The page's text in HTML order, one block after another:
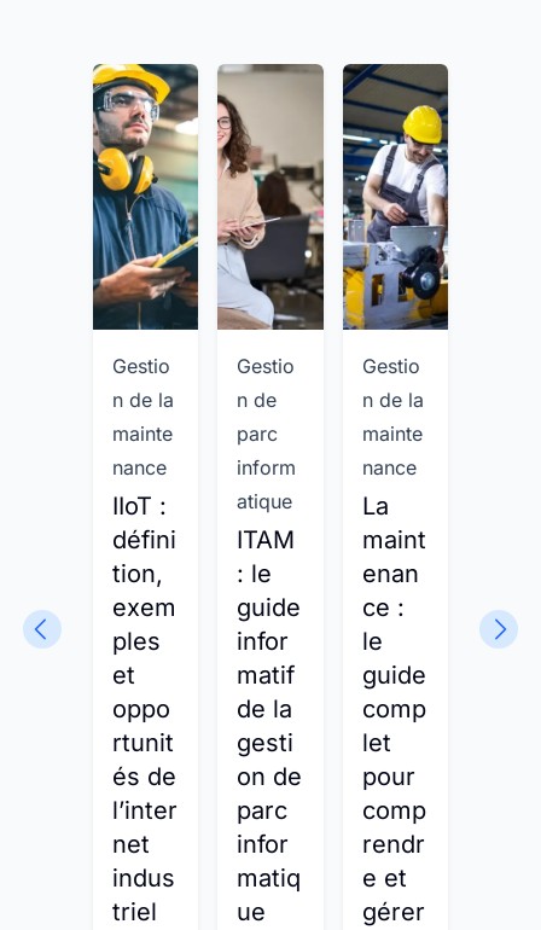
Gestio
n de la
mainte
nance
IIoT :
défini
tion,
exem
ples
et
oppo
rtunit
és de
l’inter
net
indus
triel
Gestio
n de
parc
inform
atique
ITAM
: le
guide
infor
matif
de la
gesti
on de
parc
infor
matiq
ue
Gestio
n de la
mainte
nance
La
maint
enan
ce :
le
guide
comp
let
pour
comp
rendr
e et
gérer